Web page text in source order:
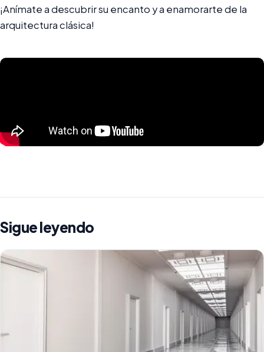
¡Anímate a descubrir su encanto y a enamorarte de la
arquitectura clásica!
Sigue leyendo